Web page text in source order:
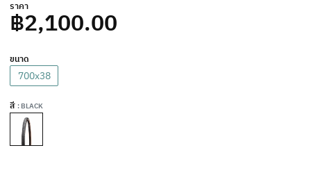
ราคา
฿2,100.00
ขนาด
700x38
สี : BLACK